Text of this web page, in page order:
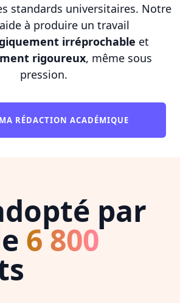
standards universitaires. Notre
à produire un travail
irréprochable et
rigoureux, même sous
pression.
RÉDACTION ACADÉMIQUE
par
6 800